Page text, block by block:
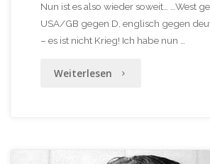
Nun ist es also wieder soweit… …West
USA/GB gegen D, englisch gegen
– es ist nicht Krieg! Ich habe nun …
Weiterlesen "Alien
–